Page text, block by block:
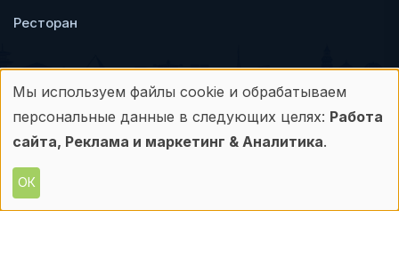
Ресторан
Пользовательское
соглашение
Политика
конфиденциальности
Любое использование материалов с данного
Использование
персональных
данных
и
Мы используем файлы cookie и обрабатываем
персональные данные в следующих целях: Работа
сайта, Реклама и маркетинг & Аналитика.
ОК